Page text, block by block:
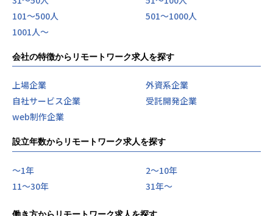
101〜500人
501〜1000人
1001人〜
会社の特徴からリモートワーク求人を探す
上場企業
外資系企業
自社サービス企業
受託開発企業
web制作企業
設立年数からリモートワーク求人を探す
〜1年
2〜10年
11〜30年
31年〜
働き方からリモートワーク求人を探す